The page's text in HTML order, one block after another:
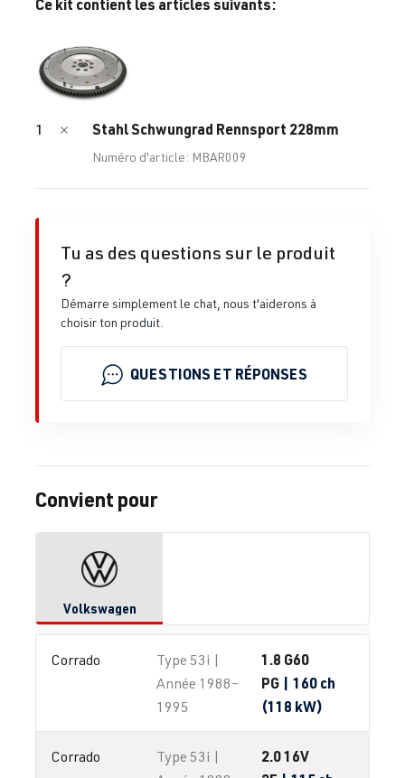
Ce kit contient les articles suivants:
1 Stahl Schwungrad Rennsport 228mm
Numéro d'article: MBAR009
Tu as des questions sur le produit
?
Démarre simplement le chat, nous t'aiderons à
choisir ton produit.
QUESTIONS ET RÉPONSES
Convient pour
Volkswagen
Corrado
Type 53i |
Année 1988–
1995
1.8 G60
PG | 160 ch
(118 kW)
Corrado
Type 53i |
2.0 16V